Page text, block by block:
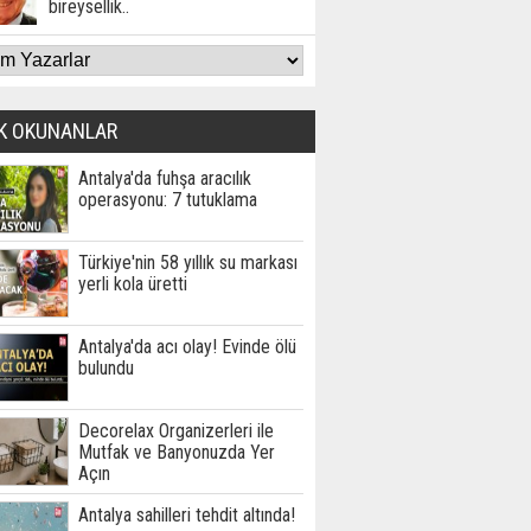
bireysellik..
OKUNANLAR
Antalya'da fuhşa aracılık
operasyonu: 7 tutuklama
Türkiye'nin 58 yıllık su markası
yerli kola üretti
Antalya'da acı olay! Evinde ölü
bulundu
Decorelax Organizerleri ile
Mutfak ve Banyonuzda Yer
Açın
Antalya sahilleri tehdit altında!